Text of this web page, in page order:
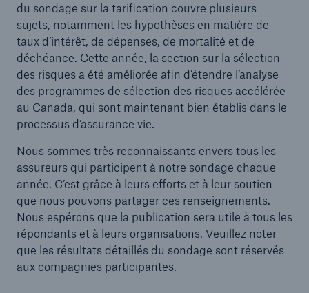
du sondage sur la tarification couvre plusieurs
sujets, notamment les hypothèses en matière de
taux d’intérêt, de dépenses, de mortalité et de
déchéance. Cette année, la section sur la sélection
des risques a été améliorée afin d’étendre l’analyse
des programmes de sélection des risques accélérée
au Canada, qui sont maintenant bien établis dans le
processus d’assurance vie.
Nous sommes très reconnaissants envers tous les
assureurs qui participent à notre sondage chaque
année. C’est grâce à leurs efforts et à leur soutien
que nous pouvons partager ces renseignements.
Nous espérons que la publication sera utile à tous les
répondants et à leurs organisations. Veuillez noter
que les résultats détaillés du sondage sont réservés
aux compagnies participantes.